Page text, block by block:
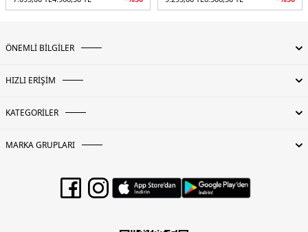
ÖNEMLİ BİLGİLER
HIZLI ERİŞİM
KATEGORİLER
MARKA GRUPLARI